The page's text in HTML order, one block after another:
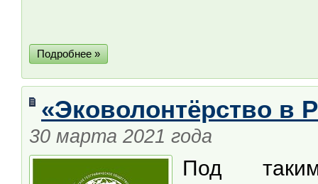
Подробнее »
«Эковолонтёрство в
30 марта 2021 года
Под